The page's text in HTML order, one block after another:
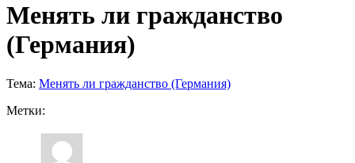
Менять ли гражданство
(Германия)
Тема: Менять ли гражданство (Германия)
Метки: